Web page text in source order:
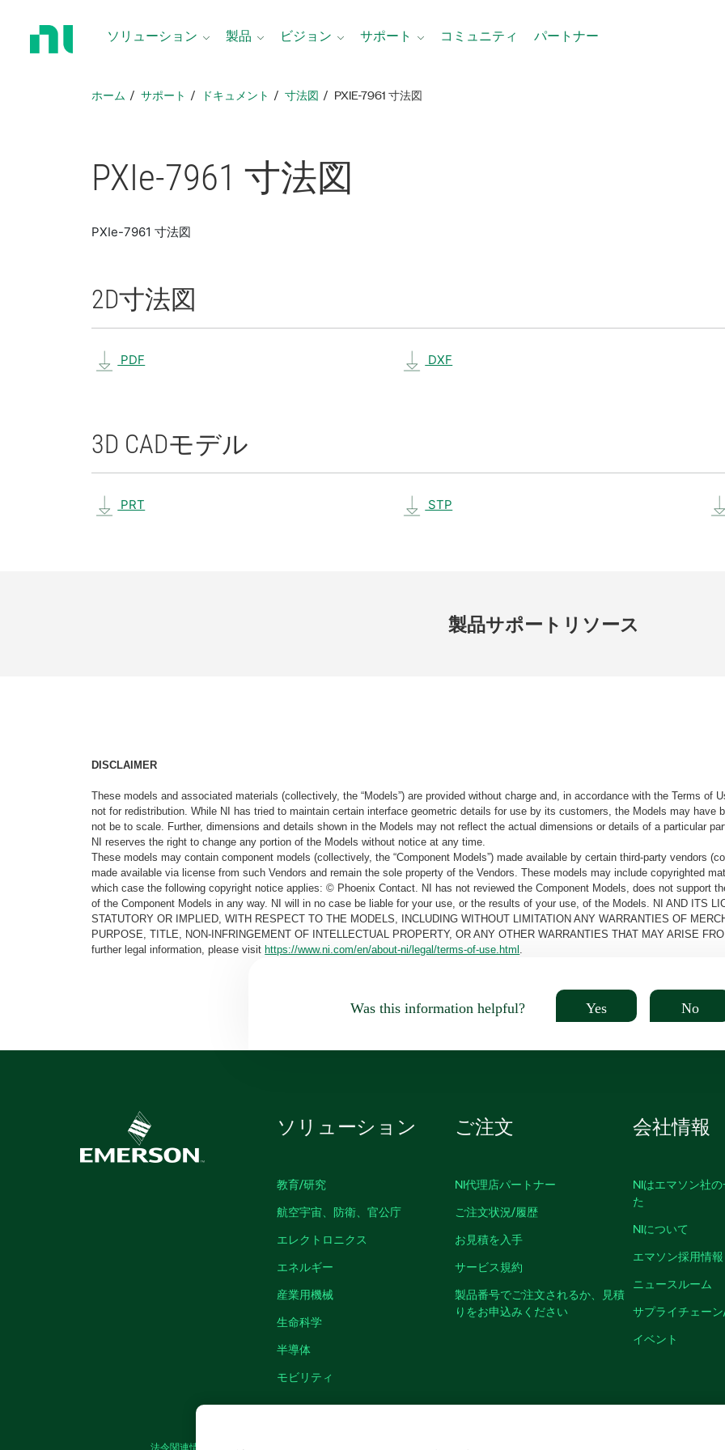
ソリューション 製品 ビジョン サポート コミュニティ パートナー
ホーム サポート ドキュメント 寸法図 PXIE-7961 寸法図
PXIe-7961 寸法図
PXIe-7961 寸法図
2D寸法図
PDF DXF
3D CADモデル
PRT STP
製品サポート リソース
DISCLAIMER
These models and associated materials (collectively, the “Models”) are provided without charge and, in accordance with the Terms of
not for redistribution. While NI has tried to maintain certain interface geometric details for use by its customers, the Models may have
not be to scale. Further, dimensions and details shown in the Models may not reflect the actual dimensions or details of a particular
NI reserves the right to change any portion of the Models without notice at any time.
These models may contain component models (collectively, the “Component Models”) made available by certain third-party vendors
made available via license from such Vendors and remain the sole property of the Vendors. These models may include copyrighted
which case the following copyright notice applies: © Phoenix Contact. NI has not reviewed the Component Models, does not support
of the Component Models in any way. NI will in no case be liable for your use, or the results of your use, of the Models. NI AND ITS
STATUTORY OR IMPLIED, WITH RESPECT TO THE MODELS, INCLUDING WITHOUT LIMITATION ANY WARRANTIES OF
PURPOSE, TITLE, NON-INFRINGEMENT OF INTELLECTUAL PROPERTY, OR ANY OTHER WARRANTIES THAT MAY ARISE
further legal information, please visithttps://www.ni.com/en/about-ni/legal/terms-of-use.html
Was this information helpful? Yes No
ソリューション
教育/研究
航空宇宙、防衛、官公庁
エレクトロニクス
エネルギー
産業用機械
生命科学
半導体
モビリティ
ご注文
NI代理店パートナー
ご注文状況/履歴
お見積を入手
サービス規約
製品番号でご注文されるか、見積
りをお申込みください
会社情報
NIはエマソン社
た
NIについて
エマソン採用情報
ニュースルーム
サプライチェー
イベント
法令関連情報 IMPRINT